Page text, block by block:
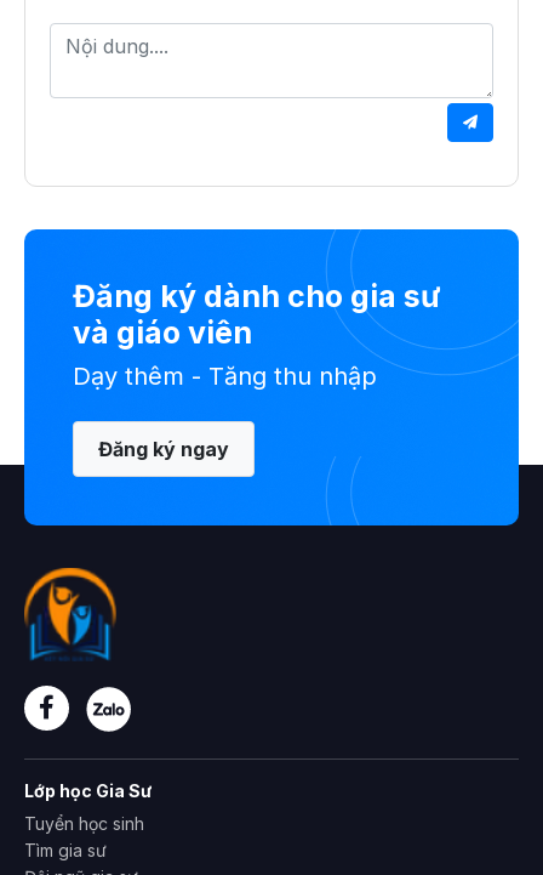
Đăng ký dành cho gia sư
và giáo viên
Dạy thêm - Tăng thu nhập
Đăng ký ngay
Lớp học Gia Sư
Tuyển học sinh
Tìm gia sư